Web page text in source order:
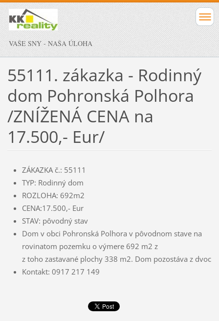
VAŠE SNY - NAŠA ÚLOHA
55111. zákazka - Rodinný
dom Pohronská Polhora
/ZNÍŽENÁ CENA na
17.500,- Eur/
ZÁKAZKA č.: 55111
TYP: Rodinný dom
ROZLOHA: 692m2
CENA:17.500,- Eur
STAV: pôvodný stav
Dom v obci Pohronská Polhora v pôvodnom stave na
rovinatom pozemku o výmere 692 m2 z
z toho zastavané plochy 338 m2. Dom pozostáva z
Kontakt: 0917 217 149